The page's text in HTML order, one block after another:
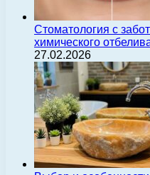
Стоматология с
химического
27.02.2026